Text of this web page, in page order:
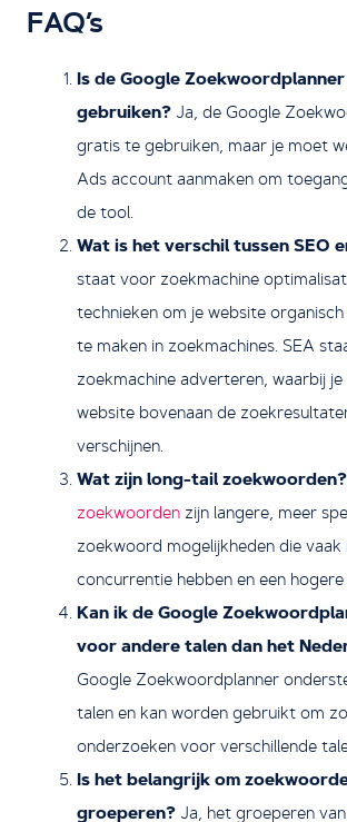
FAQ’s
Is de Google
gebruiken? Ja, de Google
gratis te gebruiken, maar je moet
Ads account aanmaken om
de tool.
Wat is het verschil tussen SEO
staat voor zoekmachine
technieken om je website
te maken in zoekmachines. SEA
zoekmachine adverteren, waarbij
website bovenaan de
verschijnen.
Wat zijn long-tail zoekwoorden?
zoekwoorden zijn langere, meer
zoekwoord mogelijkheden die vaak
concurrentie hebben en een
Kan ik de Google
voor andere talen dan het
Google Zoekwoordplanner
talen en kan worden gebruikt om
onderzoeken voor verschillende
Is het belangrijk om
groeperen? Ja, het groeperen